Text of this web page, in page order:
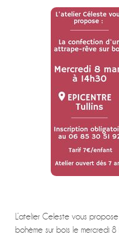
L’atelier Celeste vous
bohème sur bois le mercredi